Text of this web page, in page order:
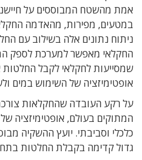
במטעים, מפירות, מהאדמה
ניתוח נתונים אלה בשילוב עם
החקלאי מאפשר למערכת לספק
שמסייעות לחקלאי לקבל החלטות
אופטימיזציה של השימוש במים
המתוקים בעולם, אופטימיזציה
גדול קדימה בקבלת החלטות